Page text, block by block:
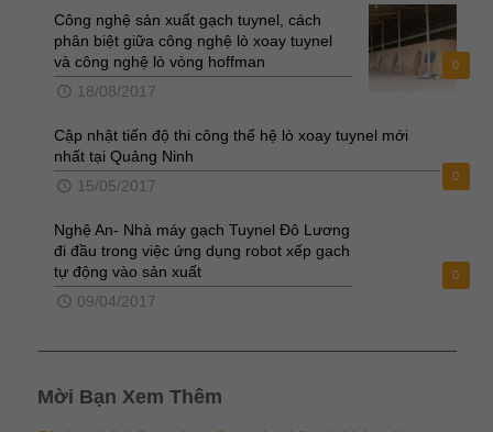
0
Công nghệ sản xuất gạch tuynel, cách
phân biệt giữa công nghệ lò xoay tuynel
và công nghệ lò vòng hoffman
18/08/2017
0
Cập nhật tiến độ thi công thế hệ lò xoay tuynel mới
nhất tại Quảng Ninh
15/05/2017
0
Nghệ An- Nhà máy gạch Tuynel Đô Lương
đi đầu trong việc ứng dụng robot xếp gạch
tự động vào sản xuất
09/04/2017
Mời Bạn Xem Thêm